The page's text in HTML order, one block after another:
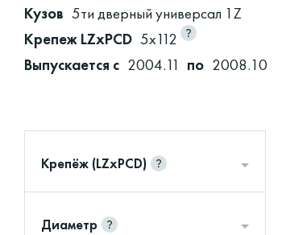
Кузов 5ти дверный универсал 1Z
Крепеж LZxPCD 5x112
Выпускается с 2004.11 по 2008.10
Крепёж (LZxPCD)
Диаметр